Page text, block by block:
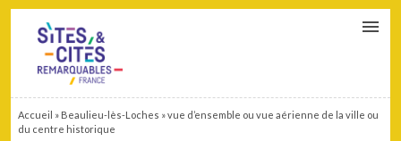
Accueil » Beaulieu-lès-Loches »vue d’ensemble ou vue aérienne de la ville ou
du centre historique